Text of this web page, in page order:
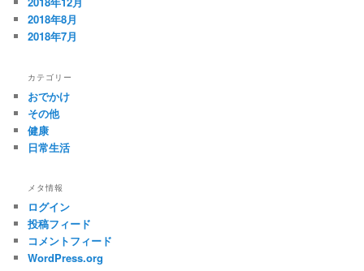
2018年8月
2018年7月
カテゴリー
おでかけ
その他
健康
日常生活
メタ情報
ログイン
投稿フィード
コメントフィード
WordPress.org